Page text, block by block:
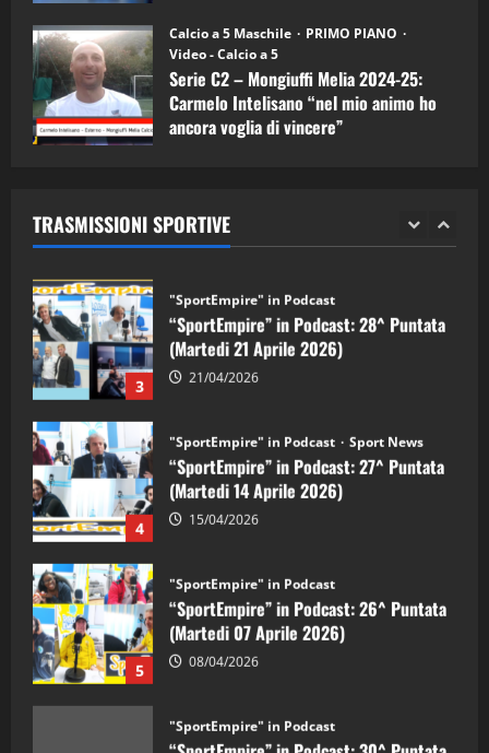
Calcio a 5 Maschile
PRIMO PIANO
Video - Calcio a 5
Serie C2 – Mongiuffi Melia 2024-25:
Carmelo Intelisano “nel mio animo ho
ancora voglia di vincere”
TRASMISSIONI SPORTIVE
1
“SportEmpire” in Podcast: 30^ Puntata
(Martedi 05 Maggio 2026)
08/05/2026
2 28/04/2026
3
“SportEmpire” in Podcast: 28^ Puntata
(Martedi 21 Aprile 2026)
4
“SportEmpire” in Podcast: 27^ Puntata
(Martedi 14 Aprile 2026)
5
“SportEmpire” in Podcast: 26^ Puntata
(Martedi 07 Aprile 2026)
“SportEmpire” in Podcast: 30^ Puntata